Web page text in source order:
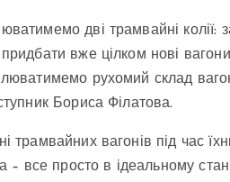
дві трамвайні
вже цілком нові
рухомий склад
Бориса Філатова.
трамвайних вагонів під час
– все просто в ідеальному